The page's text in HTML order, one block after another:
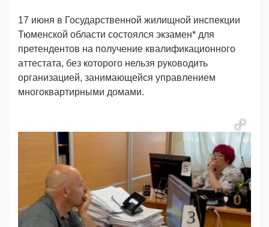
17 июня в Государственной жилищной инспекции
Тюменской области состоялся экзамен* для
претендентов на получение квалификационного
аттестата, без которого нельзя руководить
организацией, занимающейся управлением
многоквартирными домами.